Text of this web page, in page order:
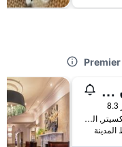
أوتال دو فان إكزيتار
Magdalen Street, إكسيتر, المملكة المتحدة